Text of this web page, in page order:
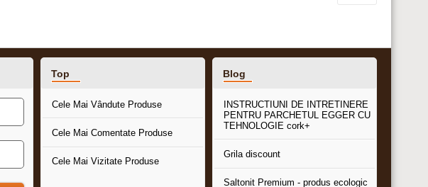
Top
Cele Mai Vândute Produse
Cele Mai Comentate Produse
Cele Mai Vizitate Produse
Blog
INSTRUCTIUNI DE INTRETINERE
PENTRU PARCHETUL EGGER CU
TEHNOLOGIE cork+
Grila discount
Saltonit Premium - produs ecologic